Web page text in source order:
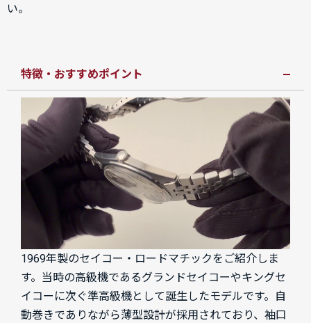
い。
特徴・おすすめポイント
1969年製のセイコー・ロードマチックをご紹介しま
す。当時の高級機であるグランドセイコーやキングセ
イコーに次ぐ準高級機として誕生したモデルです。自
動巻きでありながら薄型設計が採用されており、袖口